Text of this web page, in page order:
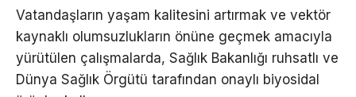
Vatandaşların yaşam kalitesini artırmak ve vektör
kaynaklı olumsuzlukların önüne geçmek amacıyla
yürütülen çalışmalarda, Sağlık Bakanlığı ruhsatlı ve
Dünya Sağlık Örgütü tarafından onaylı biyosidal